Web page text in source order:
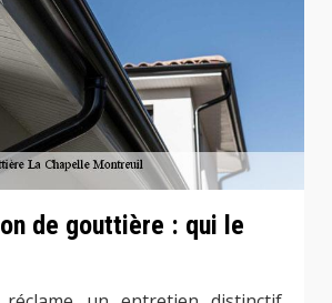
de gouttière : qui le